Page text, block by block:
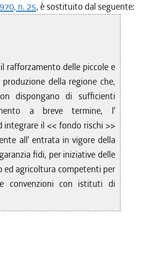
n. 25, è sostituito dal seguente:
rafforzamento delle piccole e
della regione che,
dispongano di sufficienti
a breve termine, l'
integrare il << fondo rischi >>
all' entrata in vigore della
fidi, per iniziative delle
ed agricoltura competenti per
convenzioni con istituti di